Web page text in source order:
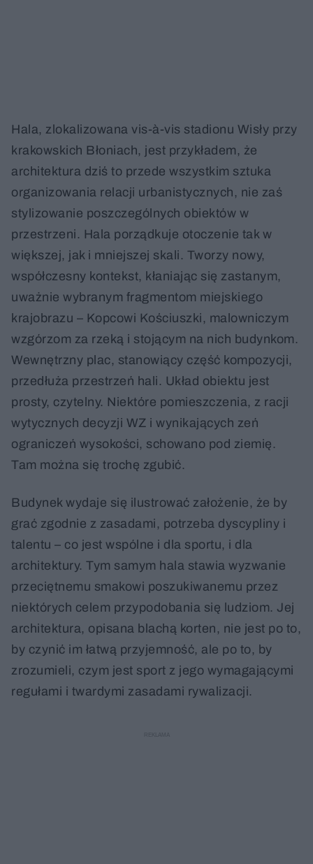
Hala, zlokalizowana vis-à-vis stadionu Wisły przy
krakowskich Błoniach, jest przykładem, że
architektura dziś to przede wszystkim sztuka
organizowania relacji urbanistycznych, nie zaś
stylizowanie poszczególnych obiektów w
przestrzeni. Hala porządkuje otoczenie tak w
większej, jak i mniejszej skali. Tworzy nowy,
współczesny kontekst, kłaniając się zastanym,
uważnie wybranym fragmentom miejskiego
krajobrazu – Kopcowi Kościuszki, malowniczym
wzgórzom za rzeką i stojącym na nich budynkom.
Wewnętrzny plac, stanowiący część kompozycji,
przedłuża przestrzeń hali. Układ obiektu jest
prosty, czytelny. Niektóre pomieszczenia, z racji
wytycznych decyzji WZ i wynikających zeń
ograniczeń wysokości, schowano pod ziemię.
Tam można się trochę zgubić.
Budynek wydaje się ilustrować założenie, że by
grać zgodnie z zasadami, potrzeba dyscypliny i
talentu – co jest wspólne i dla sportu, i dla
architektury. Tym samym hala stawia wyzwanie
przeciętnemu smakowi poszukiwanemu przez
niektórych celem przypodobania się ludziom. Jej
architektura, opisana blachą korten, nie jest po to,
by czynić im łatwą przyjemność, ale po to, by
zrozumieli, czym jest sport z jego wymagającymi
regułami i twardymi zasadami rywalizacji.